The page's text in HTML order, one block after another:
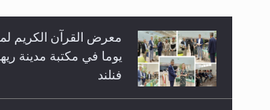
المزيد
معرض القرآن الكريم
يوما في مكتبة مدينة
فنلند